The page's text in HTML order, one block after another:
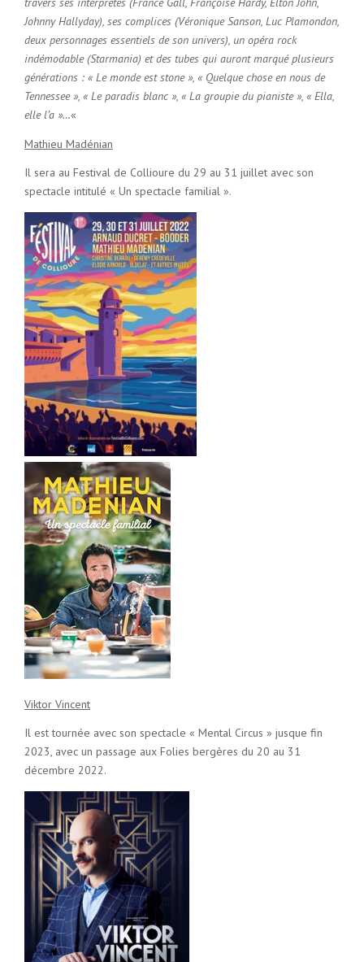
Johnny Hallyday), ses complices (Véronique Sanson, Luc Plamondon,
deux personnages essentiels de son univers), un opéra rock
indémodable (Starmania) et des tubes qui auront marqué plusieurs
générations : « Le monde est stone », « Quelque chose en nous de
Tennessee », « Le paradis blanc », « La groupie du pianiste », « Ella,
elle l’a »…«
Mathieu Madénian
Il sera au Festival de Collioure du 29 au 31 juillet avec son
spectacle intitulé « Un spectacle familial ».
Viktor Vincent
Il est tournée avec son spectacle « Mental Circus » jusque fin
2023, avec un passage aux Folies bergères du 20 au 31
décembre 2022.